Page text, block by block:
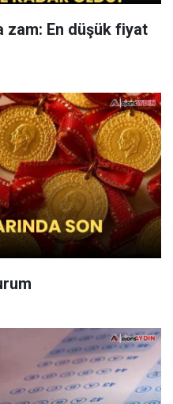
zam: En düşük fiyat